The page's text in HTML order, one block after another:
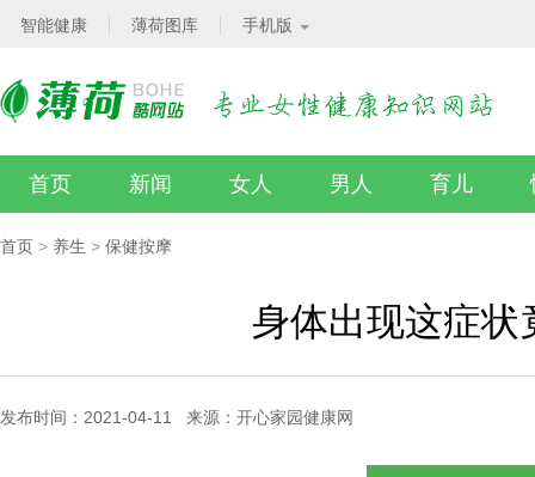
智能健康 薄荷图库 手机版
首页 新闻 女人 男人 育儿
首页 > 养生 > 保健按摩
身体出现这症状
发布时间：2021-04-11 来源：开心家园健康网